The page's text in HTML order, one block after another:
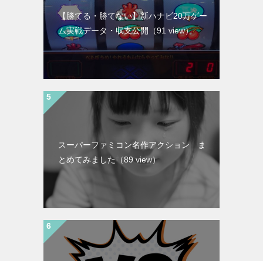
【勝てる・勝てない】新ハナビ20万ゲー
ム実戦データ・収支公開
（91 view）
スーパーファミコン名作アクション ま
とめてみました（89 view）